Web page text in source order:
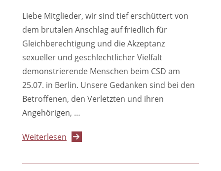
die
Folgen
des
GKV-
BStabG
Liebe Mitglieder, wir sind tief erschüttert von
dem brutalen Anschlag auf friedlich für
Gleichberechtigung und die Akzeptanz
sexueller und geschlechtlicher Vielfalt
demonstrierende Menschen beim CSD am
25.07. in Berlin. Unsere Gedanken sind bei den
Betroffenen, den Verletzten und ihren
Angehörigen, …
Weiterlesen über
beim